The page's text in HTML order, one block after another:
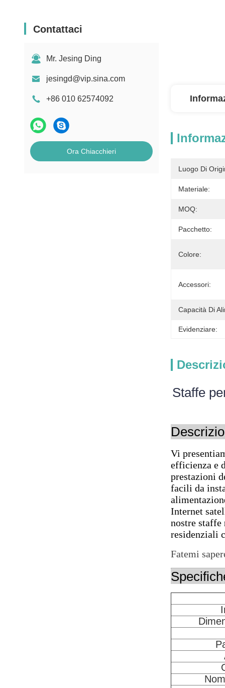
Contattaci
Mr. Jesing Ding
jesingd@vip.sina.com
+86 010 62574092
Ora Chiacchieri
Luogo Di
Materiale:
MOQ:
Pacchetto:
Colore:
Accessori:
Capacità Di
Evidenziare:
Staffe
Vi
efficienza e
prestazioni
facili da
Internet
nostre staffe
residenziali
Fatemi